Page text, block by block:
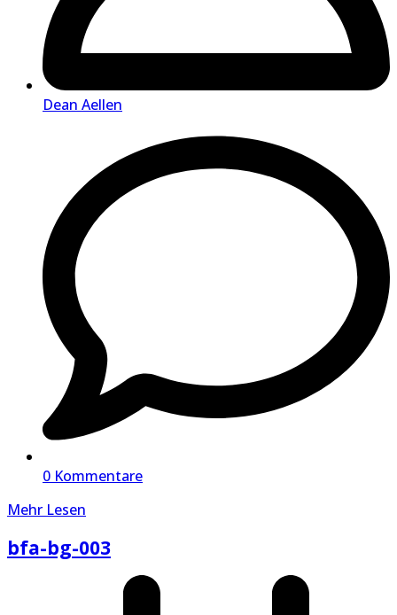
Dean Aellen
0 Kommentare
Mehr Lesen
bfa-bg-003